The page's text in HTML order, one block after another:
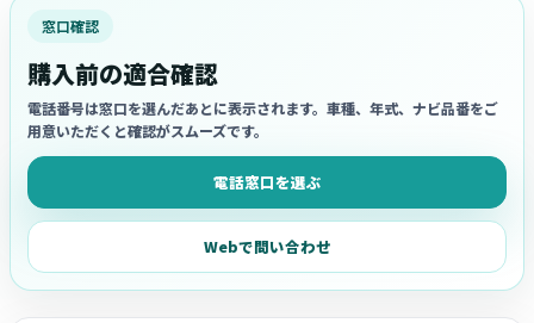
窓口確認
購入前の適合確認
電話番号は窓口を選んだあとに表示されます。車種、年式、ナビ品番をご
用意いただくと確認がスムーズです。
電話窓口を選ぶ
Webで問い合わせ